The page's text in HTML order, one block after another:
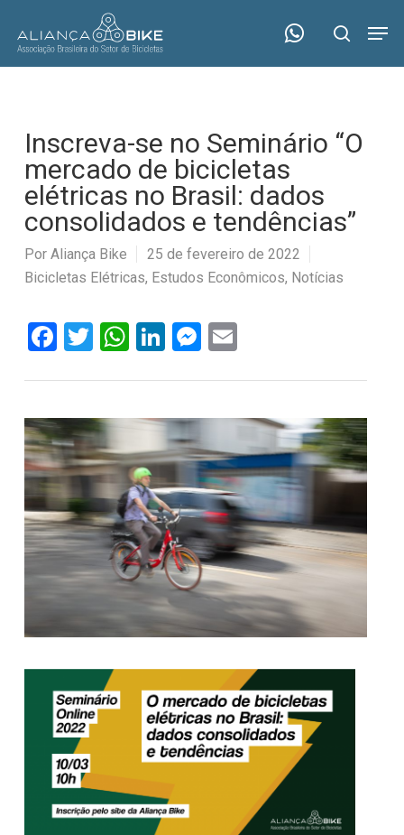
main
search
Inscreva-se no Seminário “O
mercado de bicicletas
elétricas no Brasil: dados
consolidados e tendências”
Por Aliança Bike
25 de fevereiro de 2022
Bicicletas Elétricas, Estudos Econômicos, Notícias
Facebook
Twitter
WhatsApp
LinkedIn
Messenger
Email